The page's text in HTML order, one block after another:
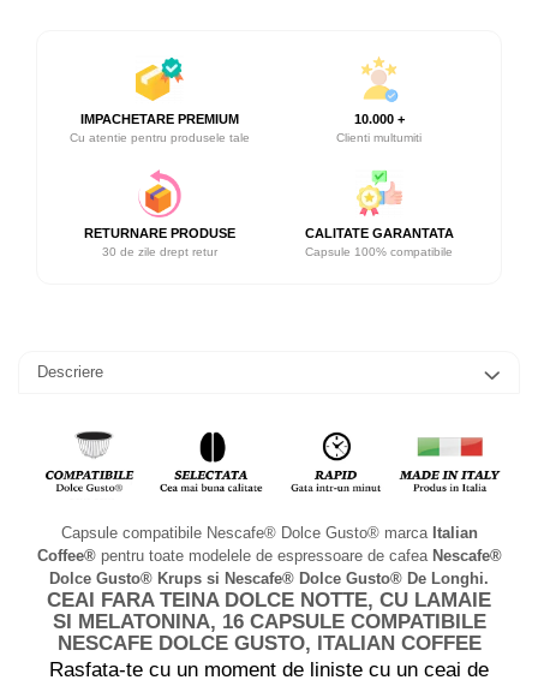
IMPACHETARE PREMIUM
Cu atentie pentru produsele tale
10.000 +
Clienti multumiti
RETURNARE PRODUSE
30 de zile drept retur
CALITATE GARANTATA
Capsule 100% compatibile
Descriere
Capsule compatibile Nescafe® Dolce Gusto® marca Italian
Coffee®pentru toate modelele de espressoare de cafea Nescafe®
Dolce Gusto® Krups si Nescafe® Dolce Gusto® De Longhi.
CEAI FARA TEINA DOLCE NOTTE, CU LAMAIE
SI MELATONINA, 16 CAPSULE COMPATIBILE
NESCAFE DOLCE GUSTO, ITALIAN COFFEE
Rasfata-te cu un moment de liniste cu un ceai de